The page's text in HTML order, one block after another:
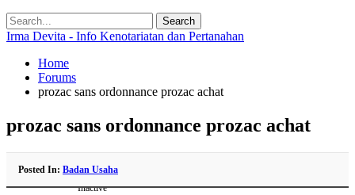
Irma Devita - Info Kenotariatan dan Pertanahan
Home
Forums
prozac sans ordonnance prozac achat
prozac sans ordonnance prozac achat
Posted In: Badan Usaha
Inactive